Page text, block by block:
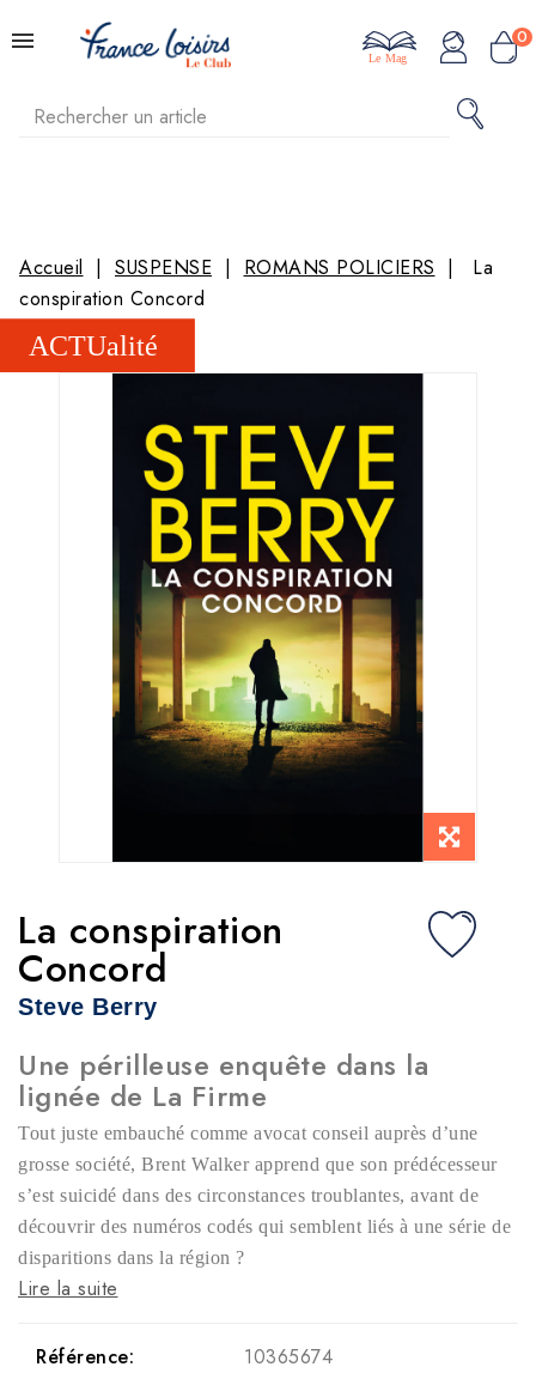
0
Le Mag
Accueil SUSPENSE ROMANS POLICIERS
La
conspiration Concord
La conspiration
Concord
Steve Berry
Une périlleuse enquête dans la
lignée de La Firme
Tout juste embauché comme avocat conseil auprès d’une
grosse société, Brent Walker apprend que son prédécesseur
s’est suicidé dans des circonstances troublantes, avant de
découvrir des numéros codés qui semblent liés à une série de
disparitions dans la région ?
Lire la suite
Référence:
10365674